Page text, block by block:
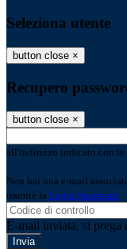
Seleziona utente
button close ×
Recupero
button close ×
all'indirizzo indicato con le
Non hai una e-mail
tramite la Login Spaggiari
E-mail inviata, si prega